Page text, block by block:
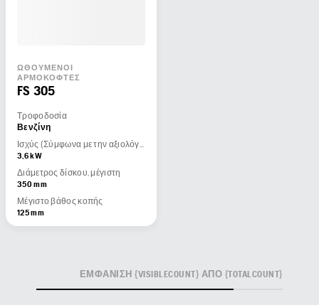
ΩΘΟΎΜΕΝΟΙ
ΑΡΜΟΚΌΦΤΕΣ
FS 305
Τροφοδοσία
Βενζίνη
Ισχύς (Σύμφωνα με την αξιολόγηση του κατασκευαστή του κινητήρα)
3,6 kW
Διάμετρος δίσκου, μέγιστη
350 mm
Μέγιστο βάθος κοπής
125 mm
ΕΜΦΆΝΙΣΗ {VISIBLECOUNT} ΑΠΌ {TOTALCOUNT}